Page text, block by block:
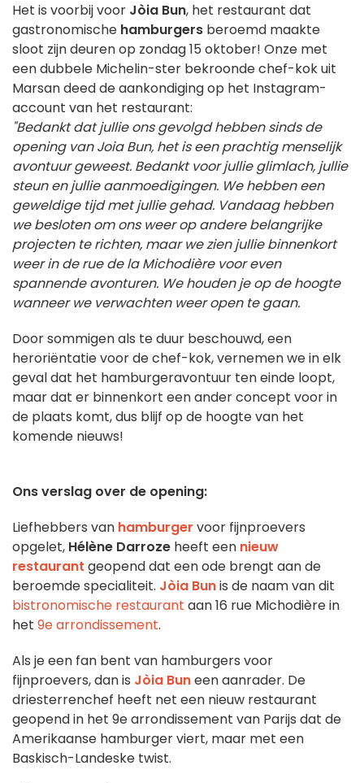
Het is voorbij voor Jòia Bun, het restaurant dat
gastronomische hamburgers beroemd maakte
sloot zijn deuren op zondag 15 oktober! Onze met
een dubbele Michelin-ster bekroonde chef-kok uit
Marsan deed de aankondiging op het Instagram-
account van het restaurant:
"Bedankt dat jullie ons gevolgd hebben sinds de
opening van Joia Bun, het is een prachtig menselijk
avontuur geweest. Bedankt voor jullie glimlach, jullie
steun en jullie aanmoedigingen. We hebben een
geweldige tijd met jullie gehad. Vandaag hebben
we besloten om ons weer op andere belangrijke
projecten te richten, maar we zien jullie binnenkort
weer in de rue de la Michodière voor even
spannende avonturen. We houden je op de hoogte
wanneer we verwachten weer open te gaan.
Door sommigen als te duur beschouwd, een
heroriëntatie voor de chef-kok, vernemen we in elk
geval dat het hamburgeravontuur ten einde loopt,
maar dat er binnenkort een ander concept voor in
de plaats komt, dus blijf op de hoogte van het
komende nieuws!
Ons verslag over de opening:
Liefhebbers van hamburger voor fijnproevers
opgelet, Hélène Darroze heeft een nieuw
restaurant geopend dat een ode brengt aan de
beroemde specialiteit. Jòia Bunis de naam van dit
bistronomische restaurant aan 16 rue Michodière in
het 9e arrondissement.
Als je een fan bent van hamburgers voor
fijnproevers, dan is Jòia Buneen aanrader. De
driesterrenchef heeft net een nieuw restaurant
geopend in het 9e arrondissement van Parijs dat de
Amerikaanse hamburger viert, maar met een
Baskisch-Landeske twist.